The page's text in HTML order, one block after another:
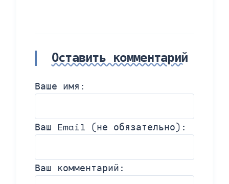
Оставить комментарий
Ваше имя:
Ваш Email (не обязательно):
Ваш комментарий: